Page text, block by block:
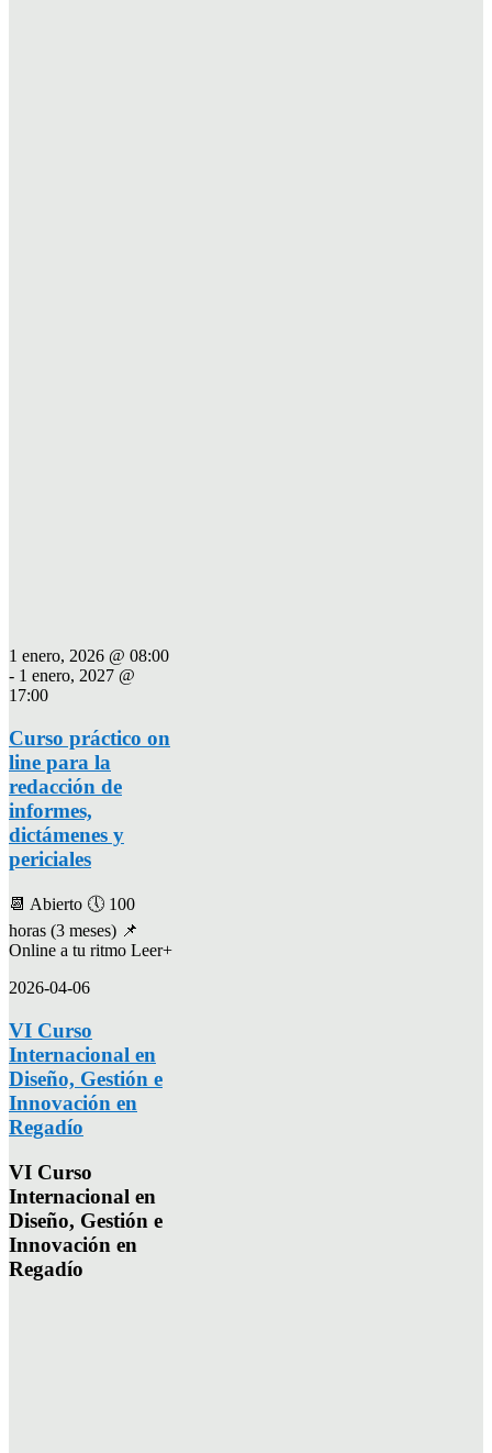
1 enero, 2026 @ 08:00
- 1 enero, 2027 @
17:00
Curso práctico on
line para la
redacción de
informes,
dictámenes y
periciales
📆 Abierto 🕔 100
horas (3 meses) 📌
Online a tu ritmo Leer+
2026-04-06
VI Curso
Internacional en
Diseño, Gestión e
Innovación en
Regadío
VI Curso
Internacional en
Diseño, Gestión e
Innovación en
Regadío